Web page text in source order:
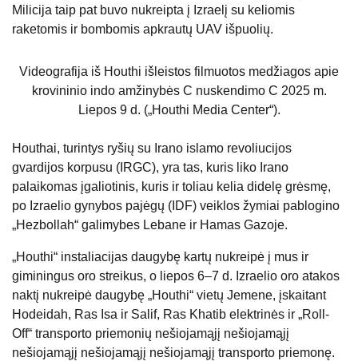
Milicija taip pat buvo nukreipta į Izraelį su keliomis
raketomis ir bombomis apkrautų UAV išpuolių.
Videografija iš Houthi išleistos filmuotos medžiagos apie
krovininio indo amžinybės C nuskendimo C 2025 m.
Liepos 9 d. („Houthi Media Center“).
Houthai, turintys ryšių su Irano islamo revoliucijos
gvardijos korpusu (IRGC), yra tas, kuris liko Irano
palaikomas įgaliotinis, kuris ir toliau kelia didelę grėsmę,
po Izraelio gynybos pajėgų (IDF) veiklos žymiai pablogino
„Hezbollah“ galimybes Lebane ir Hamas Gazoje.
„Houthi“ instaliacijas daugybę kartų nukreipė į mus ir
giminingus oro streikus, o liepos 6–7 d. Izraelio oro atakos
naktį nukreipė daugybę „Houthi“ vietų Jemene, įskaitant
Hodeidah, Ras Isa ir Salif, Ras Khatib elektrinės ir „Roll-
Off“ transporto priemonių nešiojamąjį nešiojamąjį
nešiojamąjį nešiojamąjį nešiojamąjį transporto priemonę.